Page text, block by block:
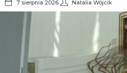
7 sierpnia 2026 Natalia Wójcik